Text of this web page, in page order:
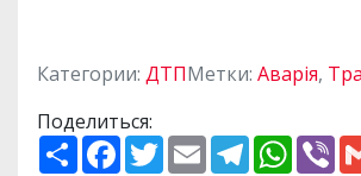
Категории: ДТПМетки: Аварія,
Поделиться:
П
о
F
a
T
w
E
m
T
e
W
h
V